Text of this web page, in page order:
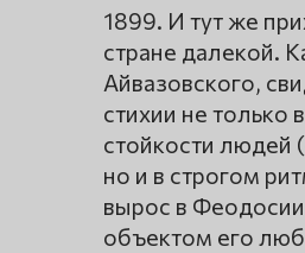
1899. И тут же
стране далекой.
Айвазовского,
стихии не только
стойкости людей
но и в строгом
вырос в
объектом его